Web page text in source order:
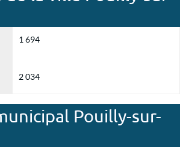
1 694
2 034
Pouilly-sur-